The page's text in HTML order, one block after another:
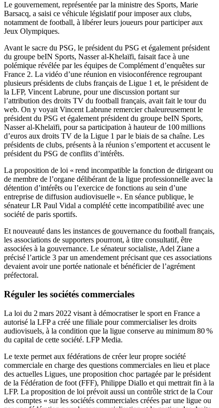
Le gouvernement, représentée par la ministre des Sports, Marie
Barsacq, a saisi ce véhicule législatif pour imposer aux clubs,
notamment de football, à libérer leurs joueurs pour participer aux
Jeux Olympiques.
Avant le sacre du PSG, le président du PSG et également président
du groupe beIN Sports, Nasser al-Khelaïfi, faisait face à une
polémique révélée par les équipes de Complément d’enquêtes sur
France 2. La vidéo d’une réunion en visioconférence regroupant
plusieurs présidents de clubs français de Ligue 1 et, le président de
la LFP, Vincent Labrune, pour une discussion portant sur
l’attribution des droits TV du football français, avait fait le tour du
web. On y voyait Vincent Labrune remercier chaleureusement le
président du PSG et également président du groupe beIN Sports,
Nasser al-Khelaïfi, pour sa participation à hauteur de 100 millions
d’euros aux droits TV de la Ligue 1 par le biais de sa chaîne. Les
présidents de clubs, présents à la réunion s’emportent et accusent le
président du PSG de conflits d’intérêts.
La proposition de loi « rend incompatible la fonction de dirigeant ou
de membre de l’organe délibérant de la ligue professionnelle avec la
détention d’intérêts ou l’exercice de fonctions au sein d’une
entreprise de diffusion audiovisuelle ». En séance publique, le
sénateur LR Paul Vidal a complété cette incompatibilité avec une
société de paris sportifs.
Et nouveauté dans les instances de gouvernance du football français,
les associations de supporters pourront, à titre consultatif, être
associées à la gouvernance. Le sénateur socialiste, Adel Ziane a
précisé l’article 3 par un amendement précisant que ces associations
devaient avoir une portée nationale et bénéficier de l’agrément
préfectoral.
Réguler les sociétés commerciales
La loi du 2 mars 2022 visant à démocratiser le sport en France a
autorisé la LFP a créé une filiale pour commercialiser les droits
audiovisuels, à la condition que la ligue conserve au minimum 80 %
du capital de cette société. LFP Media.
Le texte permet aux fédérations de créer leur propre société
commerciale en charge des questions commerciales en lieu et place
des actuelles Ligues, une proposition choc partagée par le président
de la Fédération de foot (FFF), Philippe Diallo et qui mettrait fin à la
LFP. La proposition de loi prévoit aussi un contrôle strict de la Cour
des comptes « sur les sociétés commerciales créées par une ligue ou